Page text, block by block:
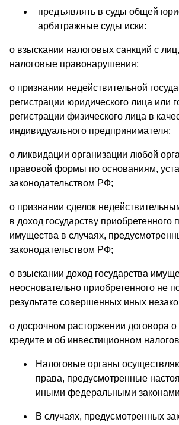
предъявлять в суды общей
арбитражные суды иски:
о взыскании налоговых санкций с
налоговые правонарушения;
о признании недействительной
регистрации юридического лица или
регистрации физического лица в
индивидуального предпринимателя;
о ликвидации организации любой
правовой формы по основаниям,
законодательством РФ;
о признании сделок
в доход государству приобретенного
имущества в случаях,
законодательством РФ;
о взыскании доход государства
неосновательно приобретенного не
результате совершенных иных
о досрочном расторжении договора о
кредите и об инвестиционном
Налоговые органы
права, предусмотренные
иными федеральными
В случаях, предусмотренных